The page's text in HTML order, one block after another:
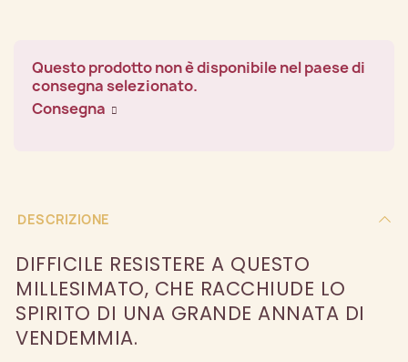
Questo prodotto non è disponibile nel paese di
consegna selezionato.
Consegna
DESCRIZIONE
DIFFICILE RESISTERE A QUESTO
MILLESIMATO, CHE RACCHIUDE LO
SPIRITO DI UNA GRANDE ANNATA DI
VENDEMMIA.